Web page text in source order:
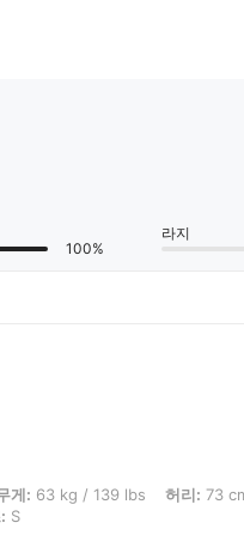
100%
라지
/ 139 lbs, 허리: 73 cm / 29 in, 엉
게: 63 kg / 139 lbs 허리: 73
S